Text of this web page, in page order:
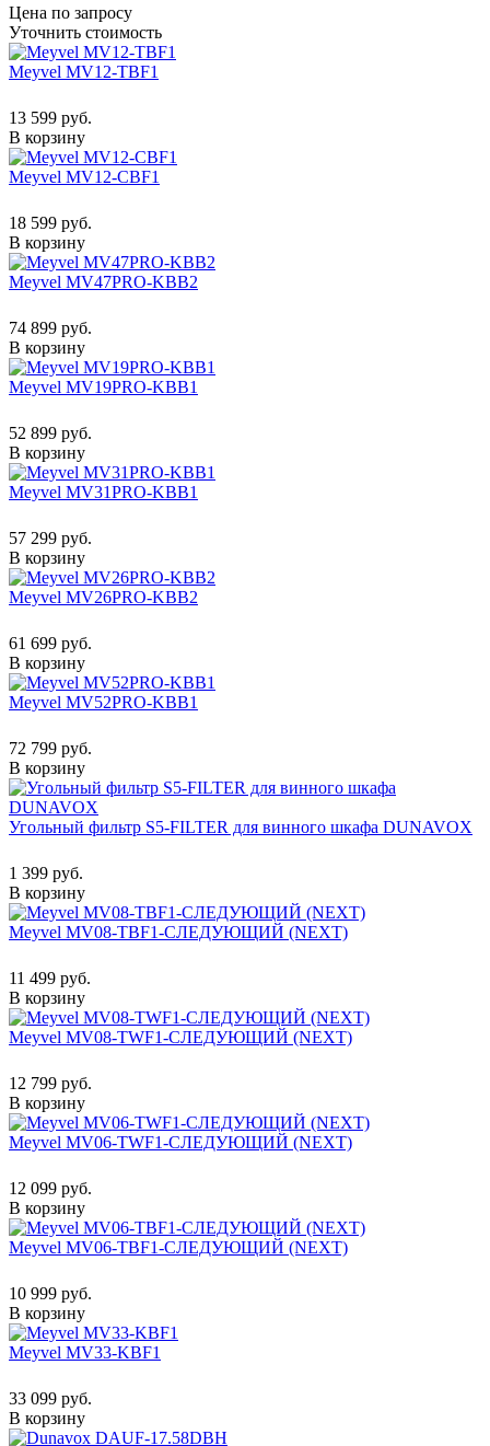
Цена по запросу
Уточнить стоимость
Meyvel MV12-TBF1
13 599 руб.
В корзину
Meyvel MV12-CBF1
18 599 руб.
В корзину
Meyvel MV47PRO-KBB2
74 899 руб.
В корзину
Meyvel MV19PRO-KBB1
52 899 руб.
В корзину
Meyvel MV31PRO-KBB1
57 299 руб.
В корзину
Meyvel MV26PRO-KBB2
61 699 руб.
В корзину
Meyvel MV52PRO-KBB1
72 799 руб.
В корзину
Угольный фильтр S5-FILTER для винного шкафа DUNAVOX
1 399 руб.
В корзину
Meyvel MV08-TBF1-СЛЕДУЮЩИЙ (NEXT)
11 499 руб.
В корзину
Meyvel MV08-TWF1-СЛЕДУЮЩИЙ (NEXT)
12 799 руб.
В корзину
Meyvel MV06-TWF1-СЛЕДУЮЩИЙ (NEXT)
12 099 руб.
В корзину
Meyvel MV06-TBF1-СЛЕДУЮЩИЙ (NEXT)
10 999 руб.
В корзину
Meyvel MV33-KBF1
33 099 руб.
В корзину